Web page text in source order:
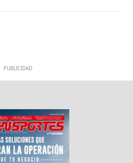
PUBLICIDAD